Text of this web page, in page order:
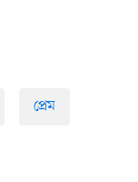
প্রেম